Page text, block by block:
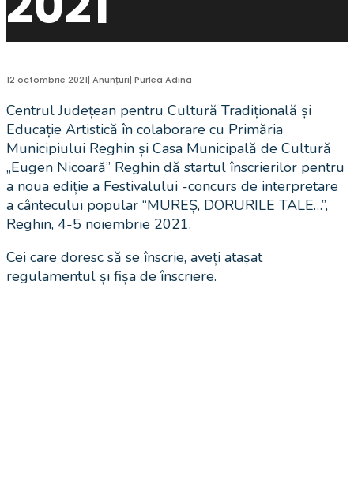
12 octombrie 2021| Anunțuri| Purlea Adina
Centrul Județean pentru Cultură Tradițională și
Educație Artistică în colaborare cu Primăria
Municipiului Reghin și Casa Municipală de Cultură
„Eugen Nicoară” Reghin dă startul înscrierilor pentru
a noua ediție a Festivalului -concurs de interpretare
a cântecului popular “MUREȘ, DORURILE TALE…”,
Reghin, 4-5 noiembrie 2021.
Cei care doresc să se înscrie, aveți atașat
regulamentul și fișa de înscriere.